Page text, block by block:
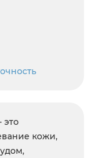
это
кожи,